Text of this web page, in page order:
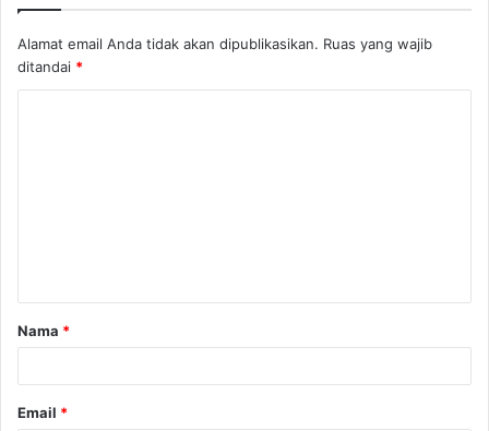
Alamat email Anda tidak akan dipublikasikan. Ruas yang wajib
ditandai *
a
r
Nama *
Email *